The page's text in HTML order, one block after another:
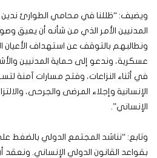
ويضيف: “ظللنا في محامي الطوارئ ندين
المدنيين الأمر الذي من شأنه أن يعيق
ونطالبهم بالتوقف عن استهداف الأعيان
عسكرية، وندعو إلى حماية المدنيين
في أثناء النزاعات، وفتح مسارات آمنة
الإنسانية وإجلاء المرضى والجرحى،
الإنساني”.
وتابع: “نناشد المجتمع الدولي بالضغط
بقواعد القانون الدولي الإنساني. ونعقد